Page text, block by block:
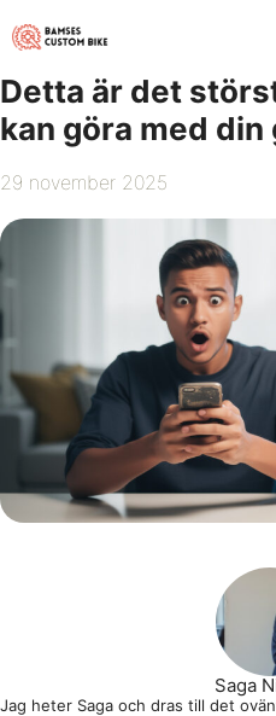
till
innehåll
Detta är det
kan göra med
29 november 2025
Saga
Jag heter Saga och dras till det